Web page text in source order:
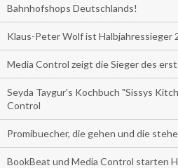
Bahnhofshops Deutschlands!
Klaus-Peter Wolf ist Halbjahressieger
Media Control zeigt die Sieger des
Seyda Taygur's Kochbuch "Sissys
Control
Promibuecher, die gehen und die
BookBeat und Media Control starten